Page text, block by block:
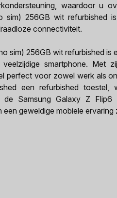
waardoor u
sim) 256GB wit refurbished
connectiviteit.
sim) 256GB wit refurbished
smartphone. Met
perfect voor zowel werk als
een refurbished
de Samsung Galaxy Z
geweldige mobiele ervaring